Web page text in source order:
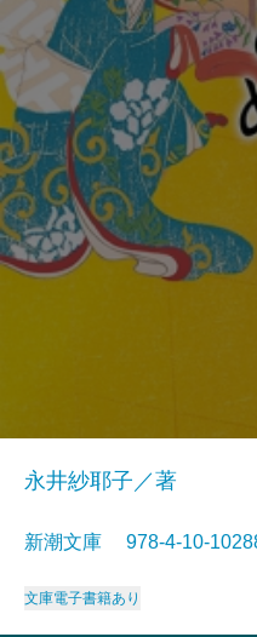
永井紗耶子／著
新潮文庫 978-4-10-
文庫電子書籍あり